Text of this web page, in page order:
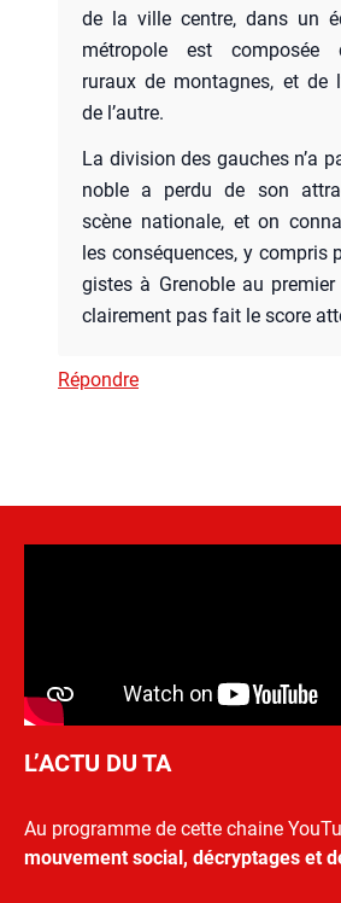
de la ville centre, dans un
métro­pole est com­po­sée
ruraux de mon­tagnes, et de
de l’autre.
La divi­sion des gauches n’a
noble a per­du de son
scène natio­nale, et on
les consé­quences, y com­pris
gistes à Gre­noble au pre­mier
clai­re­ment pas fait le score
Répondre
L’ACTU DU TA
Au programme de cette chaine
mouvement social, décryptages et